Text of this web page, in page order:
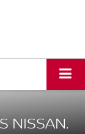
NISSAN.